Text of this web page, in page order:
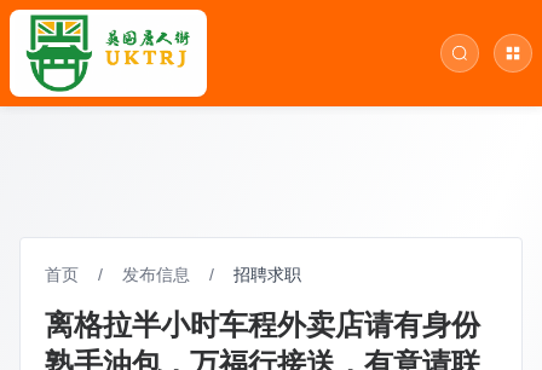
首页 / 发布信息 / 招聘求职
离格拉半小时车程外卖店请有身份
熟手油包，万福行接送，有意请联